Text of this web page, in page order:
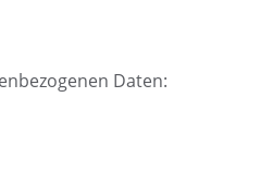
Daten: